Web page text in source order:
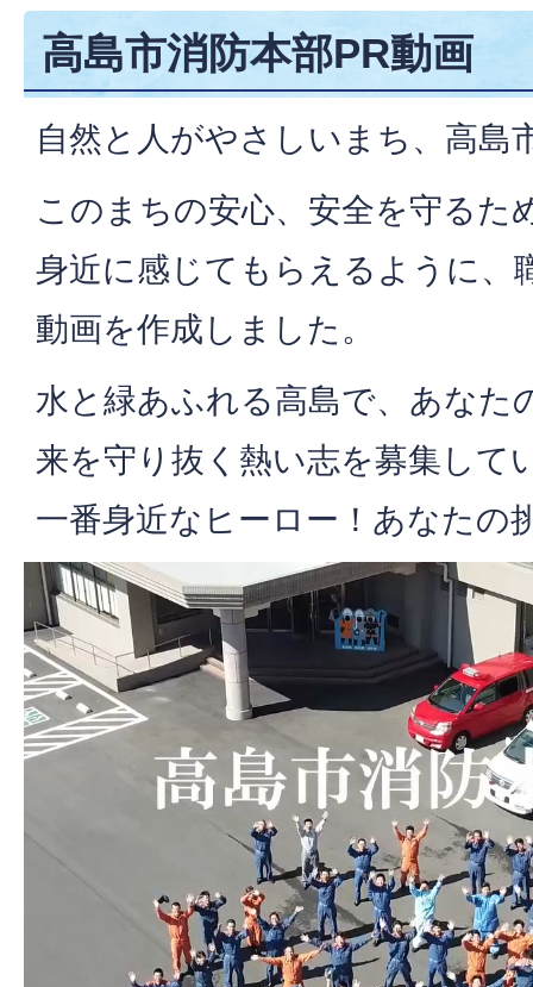
高島市消防本部PR動画
自然と人がやさしいまち、高島
このまちの安心、安全を守るた
身近に感じてもらえるように、
動画を作成しました。
水と緑あふれる高島で、あなた
来を守り抜く熱い志を募集して
一番身近なヒーロー！あなたの